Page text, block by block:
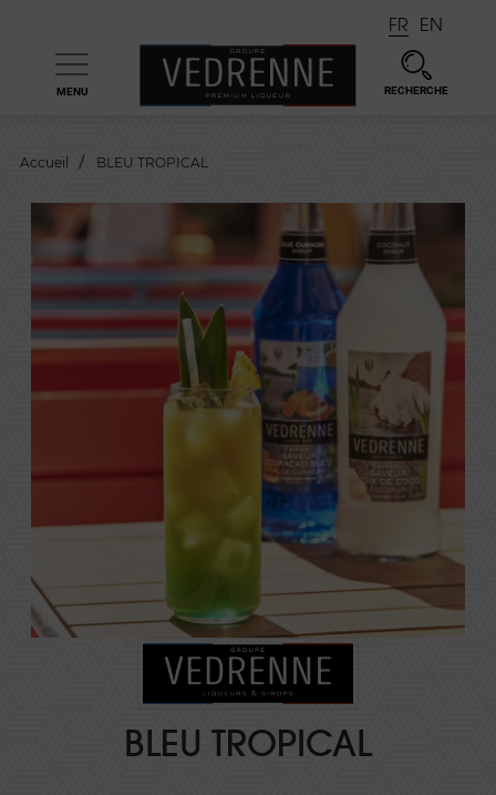
MENU RECHERCHE
FR EN
Accueil BLEU TROPICAL
BLEU TROPICAL